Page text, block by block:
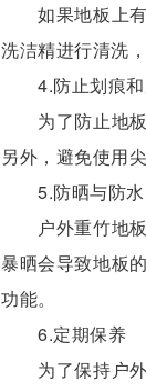
如果地板上有
洗洁精进行清洗
4.防止划痕和
为了防止地板
另外，避免使用
5.防晒与防水
户外重竹地板
暴晒会导致地板
功能。
6.定期保养
为了保持户外